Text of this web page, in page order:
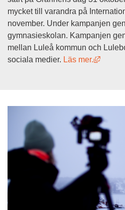
mycket till varandra på
november. Under kampanjen
gymnasieskolan. Kampanjen
mellan Luleå kommun och
sociala medier. Läs mer. Länk